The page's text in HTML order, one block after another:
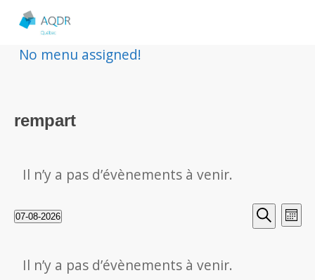
No menu assigned!
rempart
Il n’y a pas d’évènements à venir.
Recherche
Mois
07-08-2026
date.
Calendrier
Il n’y a pas d’évènements à venir.